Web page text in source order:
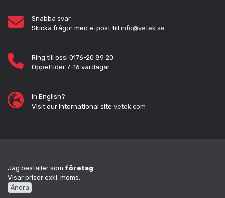
Snabba svar
Skicka frågor med e-post till info@vetek.se
Ring till oss! 0176-20 89 20
Öppettider 7-16 vardagar
In English?
Visit our international site vetek.com
Jag beställer som företag
Visar priser exkl. moms.
Ändra